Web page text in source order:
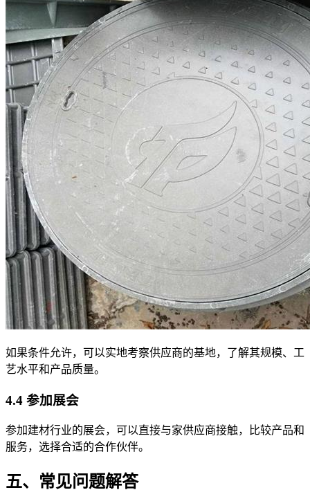
如果条件允许，可以实地考察供应商的基地，了解其规模、工
艺水平和产品质量。
4.4 参加展会
参加建材行业的展会，可以直接与家供应商接触，比较产品和
服务，选择合适的合作伙伴。
五、常见问题解答